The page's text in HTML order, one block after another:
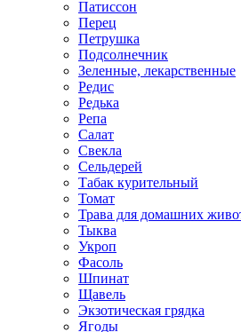
Патиссон
Перец
Петрушка
Подсолнечник
Зеленные, лекарственные
Редис
Редька
Репа
Салат
Свекла
Сельдерей
Табак курительный
Томат
Трава для домашних
Тыква
Укроп
Фасоль
Шпинат
Щавель
Экзотическая грядка
Ягоды